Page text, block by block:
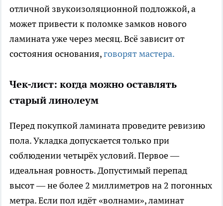
отличной звукоизоляционной подложкой, а
может привести к поломке замков нового
ламината уже через месяц. Всё зависит от
состояния основания,говорят мастера.
Чек-лист: когда можно оставлять
старый линолеум
Перед покупкой ламината проведите ревизию
пола. Укладка допускается только при
соблюдении четырёх условий. Первое —
идеальная ровность. Допустимый перепад
высот — не более 2 миллиметров на 2 погонных
метра. Если пол идёт «волнами», ламинат